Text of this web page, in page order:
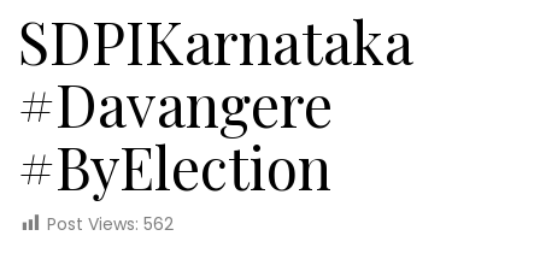
SDPIKarnataka
#Davangere
#ByElection
Post Views: 562